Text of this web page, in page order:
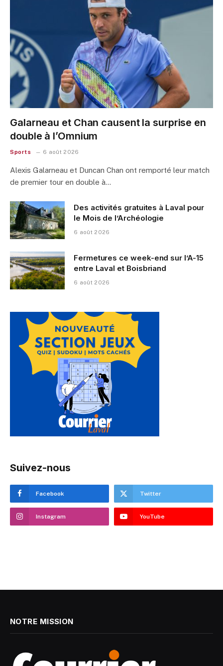
Galarneau et Chan causent la surprise en
double à l’Omnium
Sports 6 août 2026
Alexis Galarneau et Duncan Chan ont remporté leur match
de premier tour en double à…
Des activités gratuites à Laval pour
le Mois de l’Archéologie
6 août 2026
Fermetures ce week-end sur l’A-15
entre Laval et Boisbriand
6 août 2026
Suivez-nous
Facebook Twitter
Instagram YouTube
NOTRE MISSION